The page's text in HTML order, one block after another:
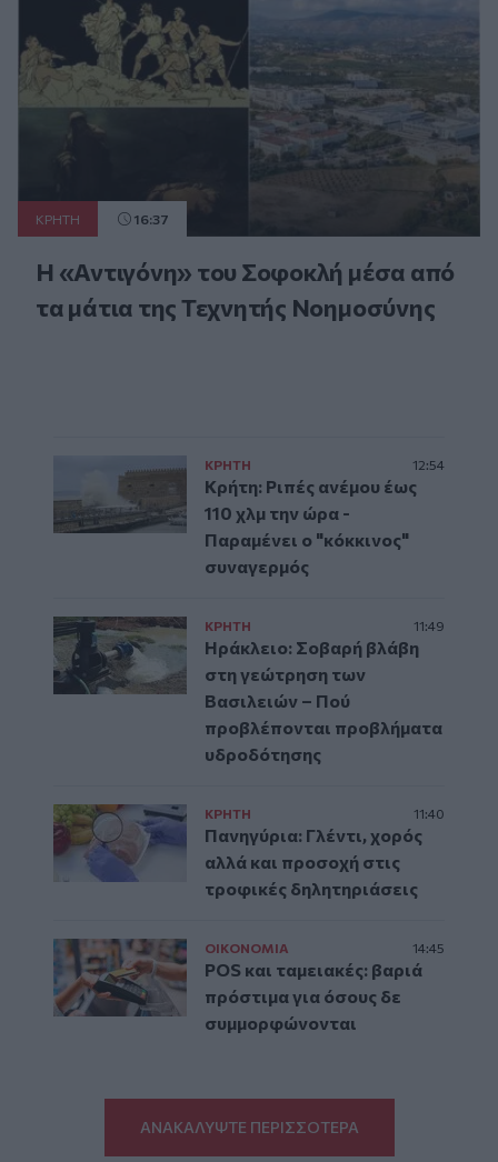
ΚΡΗΤΗ 16:37
Η «Αντιγόνη» του Σοφοκλή μέσα από
τα μάτια της Τεχνητής Νοημοσύνης
ΚΡΗΤΗ 12:54
Κρήτη: Ριπές ανέμου έως
110 χλμ την ώρα -
Παραμένει ο "κόκκινος"
συναγερμός
ΚΡΗΤΗ 11:49
Ηράκλειο: Σοβαρή βλάβη
στη γεώτρηση των
Βασιλειών – Πού
προβλέπονται προβλήματα
υδροδότησης
ΚΡΗΤΗ 11:40
Πανηγύρια: Γλέντι, χορός
αλλά και προσοχή στις
τροφικές δηλητηριάσεις
ΟΙΚΟΝΟΜΙΑ 14:45
POS και ταμειακές: βαριά
πρόστιμα για όσους δε
συμμορφώνονται
ΑΝΑΚΑΛΥΨΤΕ ΠΕΡΙΣΣΟΤΕΡΑ